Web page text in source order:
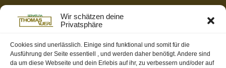
Wir schätzen deine
Privatsphäre
Cookies sind unerlässlich. Einige sind funktional und somit für die
Ausführung der Seite essentiell , und werden daher benötigt. Andere sind
da um diese Webseite und dein Erlebis auf ihr, zu verbessern und/oder auf
Partnerseiten / Empfehlungen
K-Wellness – Karin Meier
S&S Informatik GmbH
Ihr Partner für zukunftsorientierte Informatik